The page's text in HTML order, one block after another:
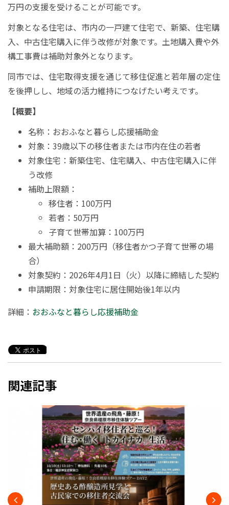
万円の支援を受けることが可能です。
対象となる住宅は、市内の一戸建て住宅で、新築、住宅購
入、中古住宅購入に伴う改修が対象です。土地購入費や外
構工事費は補助対象外となります。
同市では、住宅取得支援を通じて移住促進と若年層の定住
を後押しし、地域の活力維持につなげたい考えです。
【概要】
名称：おおふなと暮らし応援補助金
対象：39歳以下の移住者または市内在住の若者
対象住宅：新築住宅、住宅購入、中古住宅購入に伴
う改修
補助上限額：
移住者：100万円
若者：50万円
子育て世帯加算：100万円
最大補助額：200万円（移住者かつ子育て世帯の場
合）
対象契約：2026年4月1日（火）以降に締結した契約
申請期限：対象住宅に居住開始後1年以内
詳細： おおふなと暮らし応援補助金
関連記事